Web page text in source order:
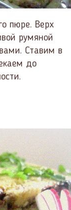
пюре. Верх
румяной
Ставим в
до